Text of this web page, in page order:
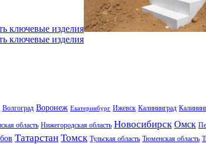
ключевые изделия
ключевые изделия
Волгоград Воронеж Екатеринбург Ижевск Калининград
область Нижегородская область Новосибирск Омск
Татарстан Томск Тульская область Тюменская область